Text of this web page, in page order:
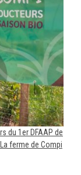
du 1er DFAAP de
ferme de Compi